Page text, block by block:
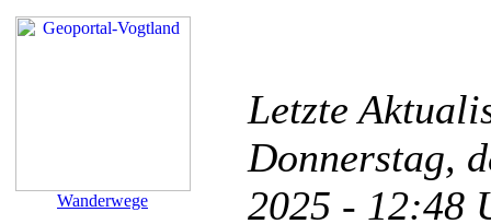
Wanderwege
Letzte
Donnerstag,
2025 -